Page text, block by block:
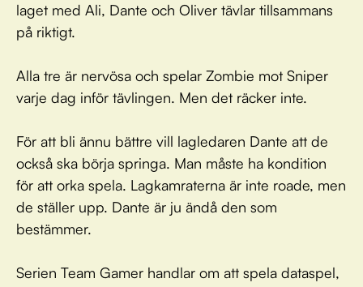
laget med Ali, Dante och Oliver tävlar tillsammans
på riktigt.
Alla tre är nervösa och spelar Zombie mot Sniper
varje dag inför tävlingen. Men det räcker inte.
För att bli ännu bättre vill lagledaren Dante att de
också ska börja springa. Man måste ha kondition
för att orka spela. Lagkamraterna är inte roade, men
de ställer upp. Dante är ju ändå den som
bestämmer.
Serien Team Gamer handlar om att spela dataspel,